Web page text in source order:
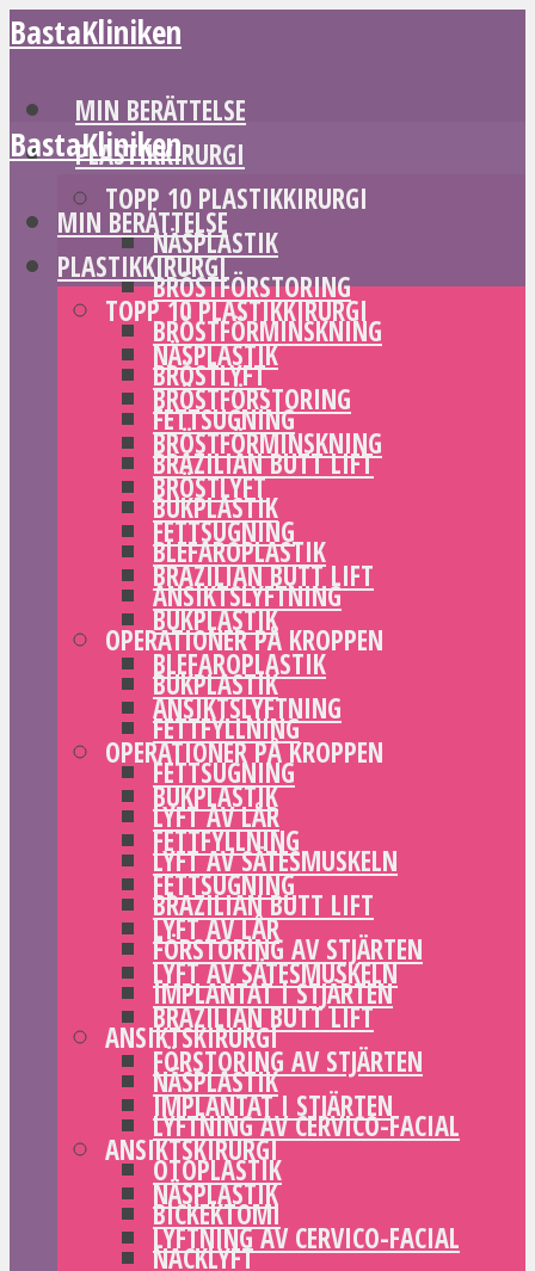
BastaKliniken
MIN BERÄTTELSE
PLASTIKKIRURGI
TOPP 10 PLASTIKKIRURGI
NÄSPLASTIK
BRÖSTFÖRSTORING
BRÖSTFÖRMINSKNING
BRÖSTLYFT
FETTSUGNING
BRAZILIAN BUTT LIFT
BUKPLASTIK
BLEFAROPLASTIK
ANSIKTSLYFTNING
OPERATIONER PÅ KROPPEN
BUKPLASTIK
FETTFYLLNING
FETTSUGNING
LYFT AV LÅR
LYFT AV SÄTESMUSKELN
BRAZILIAN BUTT LIFT
FÖRSTORING AV STJÄRTEN
IMPLANTAT I STJÄRTEN
ANSIKTSKIRURGI
NÄSPLASTIK
LYFTNING AV CERVICO-FACIAL
OTOPLASTIK
BICKEKTOMI
NACKLYFT
BastaKliniken
MIN BERÄTTELSE
PLASTIKKIRURGI
TOPP 10 PLASTIKKIRURGI
NÄSPLASTIK
BRÖSTFÖRSTORING
BRÖSTFÖRMINSKNING
BRÖSTLYFT
FETTSUGNING
BRAZILIAN BUTT LIFT
BUKPLASTIK
BLEFAROPLASTIK
ANSIKTSLYFTNING
OPERATIONER PÅ KROPPEN
BUKPLASTIK
FETTFYLLNING
FETTSUGNING
LYFT AV LÅR
LYFT AV SÄTESMUSKELN
BRAZILIAN BUTT LIFT
FÖRSTORING AV STJÄRTEN
IMPLANTAT I STJÄRTEN
ANSIKTSKIRURGI
NÄSPLASTIK
LYFTNING AV CERVICO-FACIAL